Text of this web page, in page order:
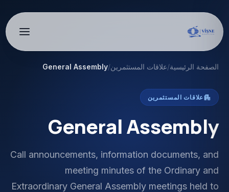
الصفحة الرئيسية/علاقات المستثمرين/
General Assembly
apartmentعلاقات المستثمرين
General Assembly
Call announcements, information documents, and
meeting minutes of the Ordinary and
Extraordinary General Assembly meetings held to